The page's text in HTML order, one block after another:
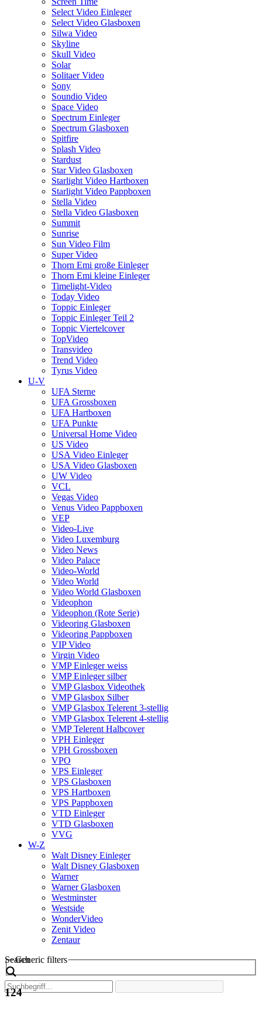
Select Video Einleger
Select Video Glasboxen
Silwa Video
Skyline
Skull Video
Solar
Solitaer Video
Sony
Soundio Video
Space Video
Spectrum Einleger
Spectrum Glasboxen
Spitfire
Splash Video
Stardust
Star Video Glasboxen
Starlight Video Hartboxen
Starlight Video Pappboxen
Stella Video
Stella Video Glasboxen
Summit
Sunrise
Sun Video Film
Super Video
Thorn Emi große Einleger
Thorn Emi kleine Einleger
Timelight-Video
Today Video
Toppic Einleger
Toppic Einleger Teil 2
Toppic Viertelcover
TopVideo
Transvideo
Trend Video
Tyrus Video
U-V
UFA Sterne
UFA Grossboxen
UFA Hartboxen
UFA Punkte
Universal Home Video
US Video
USA Video Einleger
USA Video Glasboxen
UW Video
VCL
Vegas Video
Venus Video Pappboxen
VEP
Video-Live
Video Luxemburg
Video News
Video Palace
Video-World
Video World
Video World Glasboxen
Videophon
Videophon (Rote Serie)
Videoring Glasboxen
Videoring Pappboxen
VIP Video
Virgin Video
VMP Einleger weiss
VMP Einleger silber
VMP Glasbox Videothek
VMP Glasbox Silber
VMP Glasbox Telerent 3-stellig
VMP Glasbox Telerent 4-stellig
VMP Telerent Halbcover
VPH Einleger
VPH Grossboxen
VPO
VPS Einleger
VPS Glasboxen
VPS Hartboxen
VPS Pappboxen
VTD Einleger
VTD Glasboxen
VVG
W-Z
Walt Disney Einleger
Walt Disney Glasboxen
Warner
Warner Glasboxen
Westminster
Westside
WonderVideo
Zenit Video
Zentaur
Search
Generic filters
124